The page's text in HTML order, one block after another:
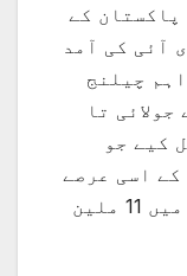
کے
آئی کی آمد
چیلنج
، جس نے مالی سال 24 کے جولائی تا
حاصل کیے جو
مالی سال (مالی سال 23) کے اسی عرصے
میں 1.35 بلین ڈالر کے مقابلے میں 11 ملین